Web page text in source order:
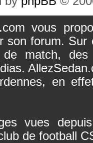
vous
son forum.
match, des
en
vues
de football